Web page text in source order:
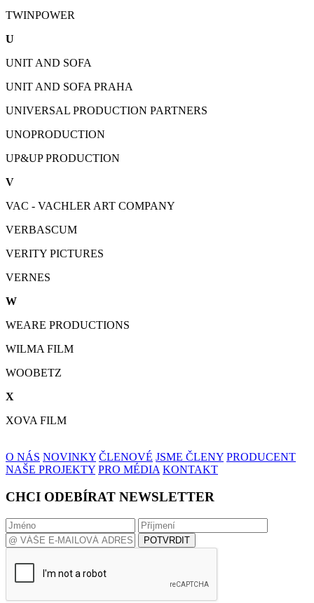
TWINPOWER
U
UNIT AND SOFA
UNIT AND SOFA PRAHA
UNIVERSAL PRODUCTION PARTNERS
UNOPRODUCTION
UP&UP PRODUCTION
V
VAC - VACHLER ART COMPANY
VERBASCUM
VERITY PICTURES
VERNES
W
WEARE PRODUCTIONS
WILMA FILM
WOOBETZ
X
XOVA FILM
O NÁS NOVINKY ČLENOVÉ JSME ČLENY PRODUCENT
NAŠE PROJEKTY PRO MÉDIA KONTAKT
CHCI ODEBÍRAT NEWSLETTER
POTVRDIT